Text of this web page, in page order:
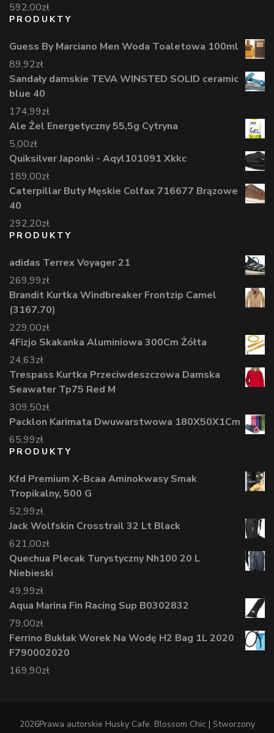
592,00zł
PRODUKTY
Guess By Marciano Men Woda Toaletowa 100ml
89,92zł
Sandały damskie TEVA WINSTED SOLID ceramic
blue 40
174,99zł
Ale Żel Energetyczny 55,5g Cytryna
5,00zł
Quiksilver Japonki - Aqyl101091 Xkkc
189,00zł
Caterpillar Buty Męskie Colfax 716677 Brązowe
40
292,20zł
PRODUKTY
adidas Terrex Voyager 21
269,99zł
Brandit Kurtka Windbreaker Frontzip Camel
(3167.70)
229,00zł
4Fizjo Skakanka Aluminiowa 300Cm Żółta
24,63zł
Trespass Kurtka Przeciwdeszczowa Damska
Seawater Tp75 Red M
309,50zł
Packlon Karimata Dwuwarstwowa 180X50X1Cm
65,99zł
PRODUKTY
Kfd Premium X-Bcaa Aminokwasy Smak
Tropikalny, 500 G
52,99zł
Jack Wolfskin Crosstrail 32 Lt Black
621,00zł
Quechua Plecak Turystyczny Nh100 20 L
Niebieski
49,99zł
Aqua Marina Fin Racing Sup B0302832
79,00zł
Ferrino Bukłak Worek Na Wodę H2 Bag 1L 2020
F790002020
169,90zł
2026Prawa autorskie Husky Cafe. Blossom Chic | Stworzony